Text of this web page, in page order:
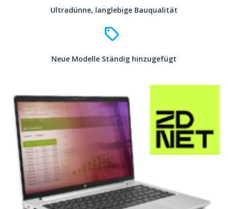
Ultradünne, langlebige Bauqualität
Neue Modelle Ständig hinzugefügt